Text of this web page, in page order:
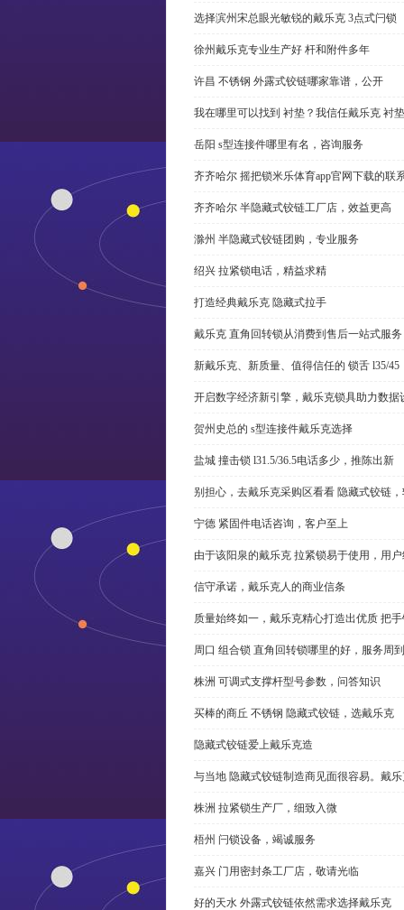
选择滨州宋总眼光敏锐的戴乐克 3点式闩锁
徐州戴乐克专业生产好 杆和附件多年
许昌 不锈钢 外露式铰链哪家靠谱，公开
我在哪里可以找到 衬垫？我信任戴乐克 衬
岳阳 s型连接件哪里有名，咨询服务
齐齐哈尔 摇把锁米乐体育app官网下载的联
齐齐哈尔 半隐藏式铰链工厂店，效益更高
滁州 半隐藏式铰链团购，专业服务
绍兴 拉紧锁电话，精益求精
打造经典戴乐克 隐藏式拉手
戴乐克 直角回转锁从消费到售后一站式服务
新戴乐克、新质量、值得信任的 锁舌 l35/45
开启数字经济新引擎，戴乐克锁具助力数据
贺州史总的 s型连接件戴乐克选择
盐城 撞击锁 l31.5/36.5电话多少，推陈出新
别担心，去戴乐克采购区看看 隐藏式铰链
宁德 紧固件电话咨询，客户至上
由于该阳泉的戴乐克 拉紧锁易于使用，用
信守承诺，戴乐克人的商业信条
质量始终如一，戴乐克精心打造出优质 把
周口 组合锁 直角回转锁哪里的好，服务周到
株洲 可调式支撑杆型号参数，问答知识
买棒的商丘 不锈钢 隐藏式铰链，选戴乐克
隐藏式铰链爱上戴乐克造
与当地 隐藏式铰链制造商见面很容易。戴
株洲 拉紧锁生产厂，细致入微
梧州 闩锁设备，竭诚服务
嘉兴 门用密封条工厂店，敬请光临
好的天水 外露式铰链依然需求选择戴乐克